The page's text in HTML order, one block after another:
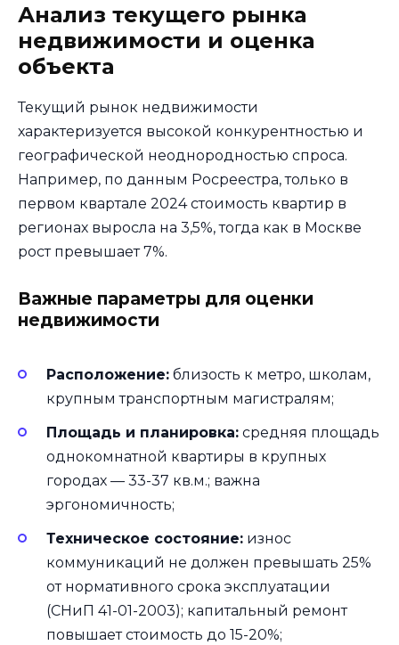
Анализ текущего рынка
недвижимости и оценка
объекта
Текущий рынок недвижимости
характеризуется высокой конкурентностью и
географической неоднородностью спроса.
Например, по данным Росреестра, только в
первом квартале 2024 стоимость квартир в
регионах выросла на 3,5%, тогда как в Москве
рост превышает 7%.
Важные параметры для оценки
недвижимости
Расположение: близость к метро, школам,
крупным транспортным магистралям;
Площадь и планировка: средняя площадь
однокомнатной квартиры в крупных
городах — 33-37 кв.м.; важна
эргономичность;
Техническое состояние: износ
коммуникаций не должен превышать 25%
от нормативного срока эксплуатации
(СНиП 41-01-2003); капитальный ремонт
повышает стоимость до 15-20%;